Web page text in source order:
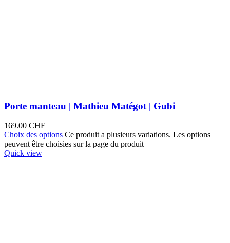
Porte manteau | Mathieu Matégot | Gubi
169.00 CHF
Choix des options Ce produit a plusieurs variations. Les options
peuvent être choisies sur la page du produit
Quick view